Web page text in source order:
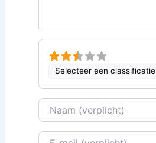
Selecteer een classificatie
Naam
E-mail